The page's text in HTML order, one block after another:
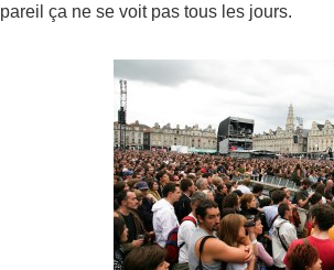
pareil ça ne se voit pas tous les jours.